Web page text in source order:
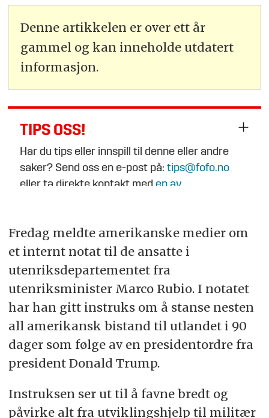
Denne artikkelen er over ett år
gammel og kan inneholde utdatert
informasjon.
TIPS OSS!
Har du tips eller innspill til denne eller andre
saker? Send oss en e-post på:tips@fofo.no
eller ta direkte kontakt med en av
Fredag meldte amerikanske medier om
et internt notat til de ansatte i
utenriksdepartementet fra
utenriksminister Marco Rubio. I notatet
har han gitt instruks om å stanse nesten
all amerikansk bistand til utlandet i 90
dager som følge av en presidentordre fra
president Donald Trump.
Instruksen ser ut til å favne bredt og
påvirke alt fra utviklingshjelp til militær